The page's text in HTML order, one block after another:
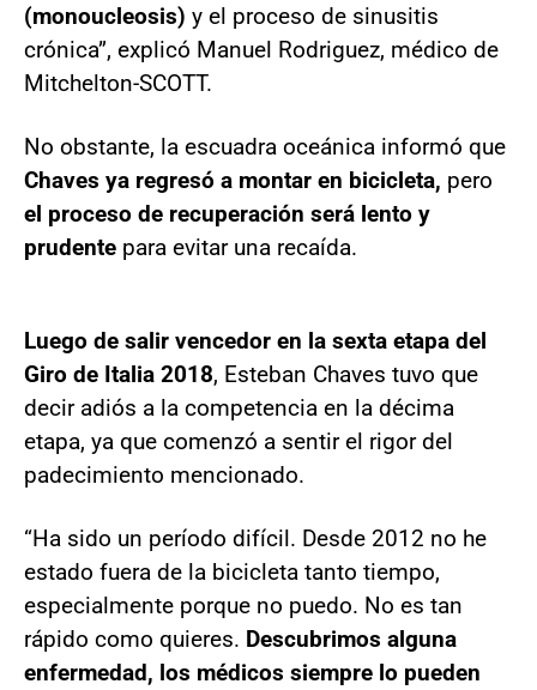
(monoucleosis) y el proceso de sinusitis
crónica”, explicó Manuel Rodriguez, médico de
Mitchelton-SCOTT.
No obstante, la escuadra oceánica informó que
Chaves ya regresó a montar en bicicleta, pero
el proceso de recuperación será lento y
prudente para evitar una recaída.
Luego de salir vencedor en la sexta etapa del
Giro de Italia 2018, Esteban Chaves tuvo que
decir adiós a la competencia en la décima
etapa, ya que comenzó a sentir el rigor del
padecimiento mencionado.
“Ha sido un período difícil. Desde 2012 no he
estado fuera de la bicicleta tanto tiempo,
especialmente porque no puedo. No es tan
rápido como quieres. Descubrimos alguna
enfermedad, los médicos siempre lo pueden